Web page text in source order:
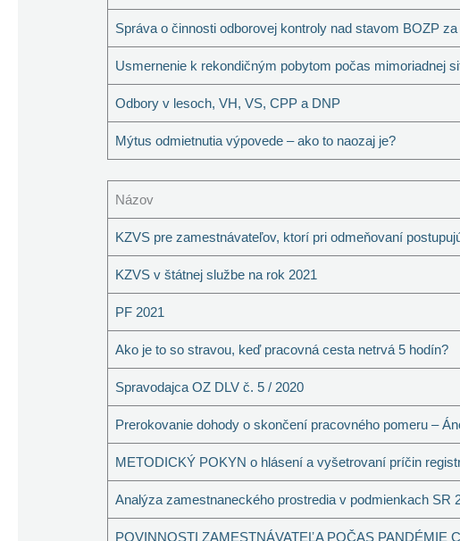
Správa o činnosti odborovej kontroly nad stavom BOZP
Usmernenie k rekondičným pobytom počas mimoriadnej
Odbory v lesoch, VH, VS, CPP a DNP
Mýtus odmietnutia výpovede – ako to naozaj je?
Názov
KZVS pre zamestnávateľov, ktorí pri odmeňovaní
KZVS v štátnej službe na rok 2021
PF 2021
Ako je to so stravou, keď pracovná cesta netrvá 5 hodín?
Spravodajca OZ DLV č. 5 / 2020
Prerokovanie dohody o skončení pracovného pomeru –
METODICKÝ POKYN o hlásení a vyšetrovaní príčin
Analýza zamestnaneckého prostredia v podmienkach SR
POVINNOSTI ZAMESTNÁVATEĽA POČAS PANDÉMIE